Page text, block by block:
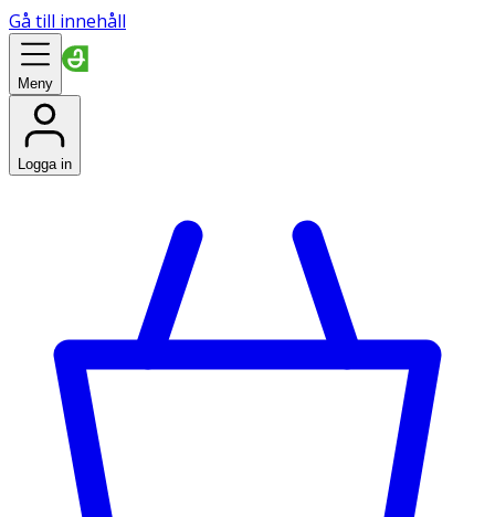
Gå till innehåll
Meny
Logga in